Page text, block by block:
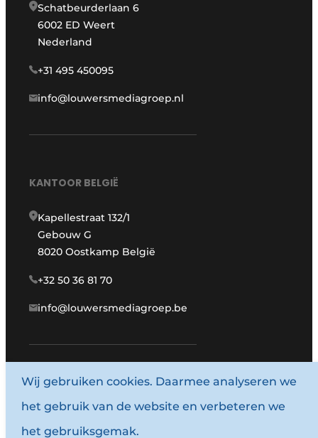
Schatbeurderlaan 6
6002 ED Weert
Nederland
+31 495 450095
info@louwersmediagroep.nl
KANTOOR BELGIË
Kapellestraat 132/1
Gebouw G
8020 Oostkamp België
+32 50 36 81 70
info@louwersmediagroep.be
www.louwersmediagroep.com
© 1987 - 2026 Louwersmediagroep.
Algemene voorwaarden
Wij gebruiken cookies. Daarmee analyseren we
het gebruik van de website en verbeteren we
het gebruiksgemak.